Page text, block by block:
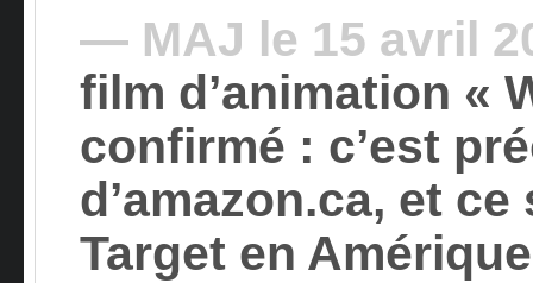
— MAJ le 15 avril
film d’animation «
confirmé : c’est
d’amazon.ca, et ce
Target en